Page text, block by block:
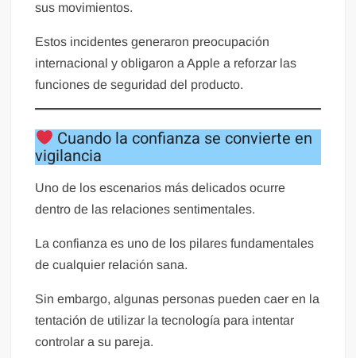
sus movimientos.
Estos incidentes generaron preocupación
internacional y obligaron a Apple a reforzar las
funciones de seguridad del producto.
Cuando la confianza se convierte en
vigilancia
Uno de los escenarios más delicados ocurre
dentro de las relaciones sentimentales.
La confianza es uno de los pilares fundamentales
de cualquier relación sana.
Sin embargo, algunas personas pueden caer en la
tentación de utilizar la tecnología para intentar
controlar a su pareja.